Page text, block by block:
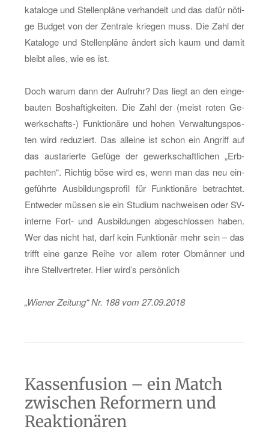
ka­ta­lo­ge und Stel­len­plä­ne ver­han­delt und das dafür nö­ti­
ge Bud­get von der Zen­tra­le krie­gen muss. Die Zahl der
Ka­ta­lo­ge und Stel­len­plä­ne än­dert sich kaum und damit
bleibt alles, wie es ist.
Doch warum dann der Auf­ruhr? Das liegt an den ein­ge­
bau­ten Bos­haf­tig­kei­ten. Die Zahl der (meist roten Ge­
werk­schafts-) Funk­tio­nä­re und hohen Ver­wal­tungs­pos­
ten wird re­du­ziert. Das al­lei­ne ist schon ein An­griff auf
das aus­ta­rier­te Ge­fü­ge der ge­werk­schaft­li­chen „Erb­
pach­ten“. Rich­tig böse wird es, wenn man das neu ein­
ge­führ­te Aus­bil­dungs­pro­fil für Funk­tio­nä­re be­trach­tet.
Ent­we­der müs­sen sie ein Stu­di­um nach­wei­sen oder SV-
in­ter­ne Fort- und Aus­bil­dun­gen ab­ge­schlos­sen haben.
Wer das nicht hat, darf kein Funk­tio­när mehr sein – das
trifft eine ganze Reihe vor allem roter Ob­män­ner und
ihre Stell­ver­tre­ter. Hier wird’s per­sön­lich
„Wie­ner Zei­tung“ Nr. 188 vom 27.09.2018
Kassenfusion – ein Match
zwischen Reformern und
Reaktionären